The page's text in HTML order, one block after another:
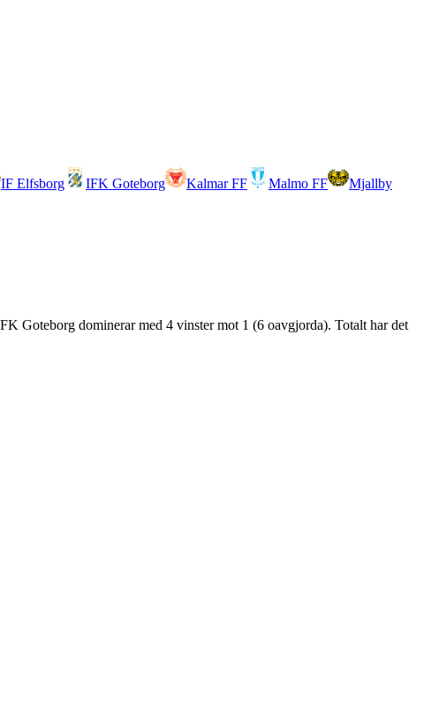
IF Elfsborg IFK Goteborg Kalmar FF Malmo FF
Mjallby
Goteborg dominerar med 4 vinster mot 1 (6 oavgjorda). Totalt har det